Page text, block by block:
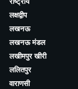
लक्षद्वीप
लखनऊ
लखनऊ मंडल
लखीमपुर खीरी
ललितपुर
वाराणसी